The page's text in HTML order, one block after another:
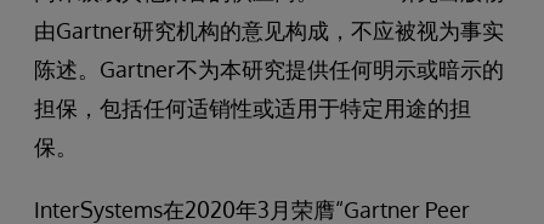
由Gartner研究机构的意见构成，不应被视为事实
陈述。Gartner不为本研究提供任何明示或暗示的
担保，包括任何适销性或适用于特定用途的担
保。
InterSystems在2020年3月荣膺“Gartner Peer